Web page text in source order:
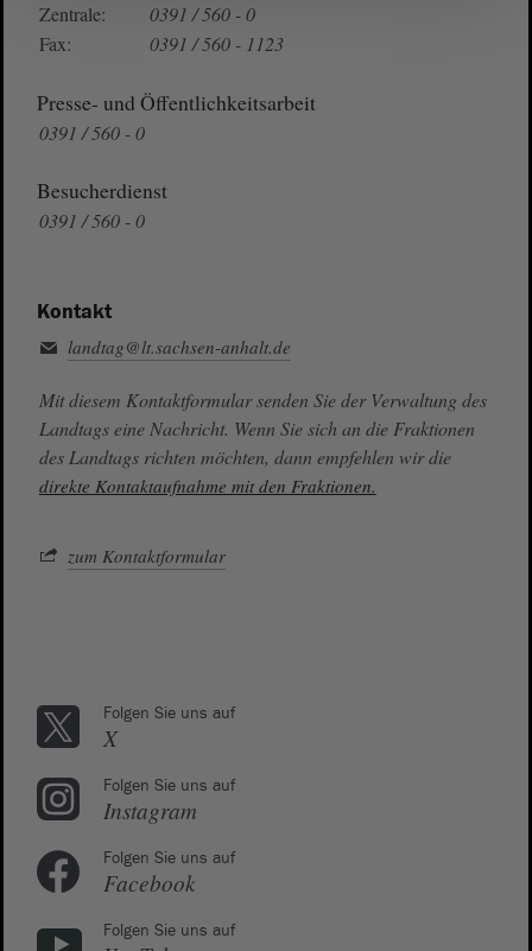
Zentrale:
0391 / 560 - 0
Fax:
0391 / 560 - 1123
Presse- und Öffentlichkeitsarbeit
0391 / 560 - 0
Besucherdienst
0391 / 560 - 0
Kontakt
landtag@lt.sachsen-anhalt.de
Mit diesem Kontaktformular senden Sie der Verwaltung des
Landtags eine Nachricht. Wenn Sie sich an die Fraktionen
des Landtags richten möchten, dann empfehlen wir die
direkte Kontaktaufnahme mit den Fraktionen.
zum Kontaktformular
Folgen Sie uns auf
X
Folgen Sie uns auf
Instagram
Folgen Sie uns auf
Facebook
Folgen Sie uns auf